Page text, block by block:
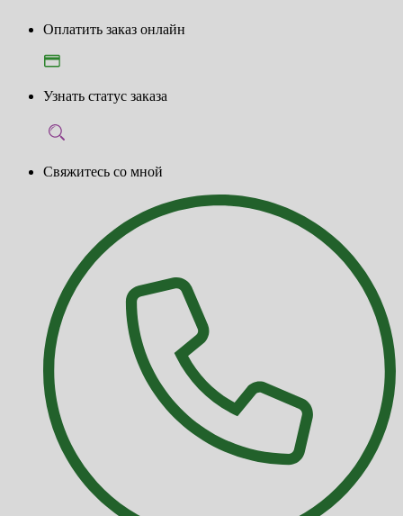
Оплатить заказ онлайн
Узнать статус заказа
Свяжитесь со мной